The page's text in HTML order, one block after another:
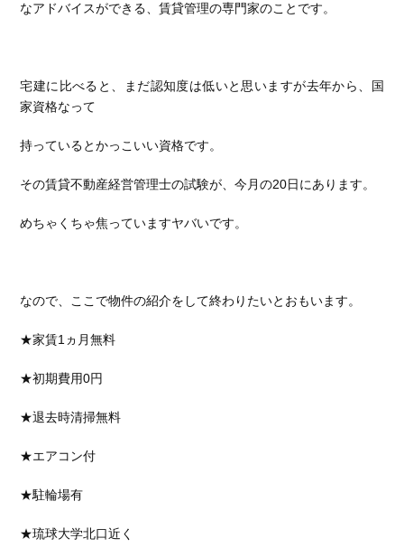
なアドバイスができる、賃貸管理の専門家のことです。
宅建に比べると、まだ認知度は低いと思いますが去年から、国
家資格なって
持っているとかっこいい資格です。
その賃貸不動産経営管理士の試験が、今月の20日にあります。
めちゃくちゃ焦っていますヤバいです。
なので、ここで物件の紹介をして終わりたいとおもいます。
★家賃1ヵ月無料
★初期費用0円
★退去時清掃無料
★エアコン付
★駐輪場有
★琉球大学北口近く